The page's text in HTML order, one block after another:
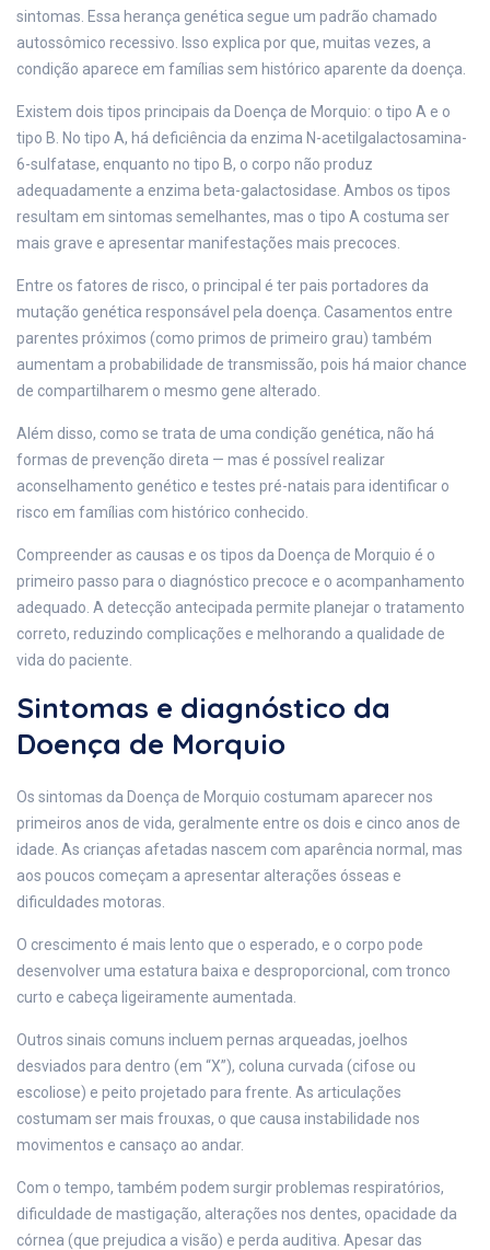
sintomas. Essa herança genética segue um padrão chamado
autossômico recessivo. Isso explica por que, muitas vezes, a
condição aparece em famílias sem histórico aparente da doença.
Existem dois tipos principais da Doença de Morquio: o tipo A e o
tipo B. No tipo A, há deficiência da enzima N-acetilgalactosamina-
6-sulfatase, enquanto no tipo B, o corpo não produz
adequadamente a enzima beta-galactosidase. Ambos os tipos
resultam em sintomas semelhantes, mas o tipo A costuma ser
mais grave e apresentar manifestações mais precoces.
Entre os fatores de risco, o principal é ter pais portadores da
mutação genética responsável pela doença. Casamentos entre
parentes próximos (como primos de primeiro grau) também
aumentam a probabilidade de transmissão, pois há maior chance
de compartilharem o mesmo gene alterado.
Além disso, como se trata de uma condição genética, não há
formas de prevenção direta — mas é possível realizar
aconselhamento genético e testes pré-natais para identificar o
risco em famílias com histórico conhecido.
Compreender as causas e os tipos da Doença de Morquio é o
primeiro passo para o diagnóstico precoce e o acompanhamento
adequado. A detecção antecipada permite planejar o tratamento
correto, reduzindo complicações e melhorando a qualidade de
vida do paciente.
Sintomas e diagnóstico da
Doença de Morquio
Os sintomas da Doença de Morquio costumam aparecer nos
primeiros anos de vida, geralmente entre os dois e cinco anos de
idade. As crianças afetadas nascem com aparência normal, mas
aos poucos começam a apresentar alterações ósseas e
dificuldades motoras.
O crescimento é mais lento que o esperado, e o corpo pode
desenvolver uma estatura baixa e desproporcional, com tronco
curto e cabeça ligeiramente aumentada.
Outros sinais comuns incluem pernas arqueadas, joelhos
desviados para dentro (em “X”), coluna curvada (cifose ou
escoliose) e peito projetado para frente. As articulações
costumam ser mais frouxas, o que causa instabilidade nos
movimentos e cansaço ao andar.
Com o tempo, também podem surgir problemas respiratórios,
dificuldade de mastigação, alterações nos dentes, opacidade da
córnea (que prejudica a visão) e perda auditiva. Apesar das